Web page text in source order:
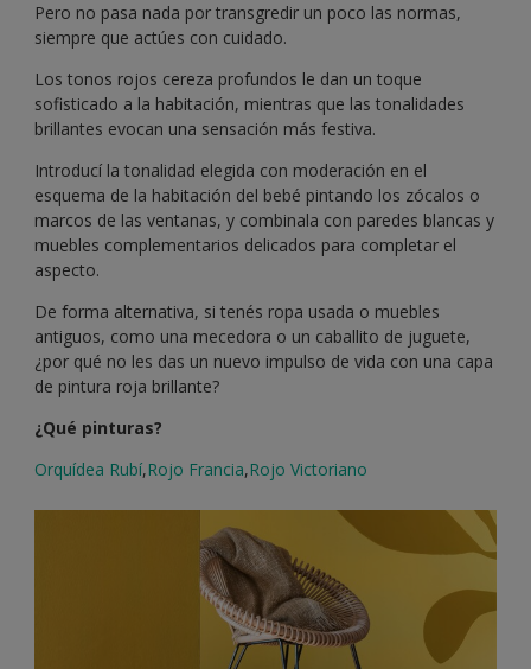
Pero no pasa nada por transgredir un poco las normas,
siempre que actúes con cuidado.
Los tonos rojos cereza profundos le dan un toque
sofisticado a la habitación, mientras que las tonalidades
brillantes evocan una sensación más festiva.
Introducí la tonalidad elegida con moderación en el
esquema de la habitación del bebé pintando los zócalos o
marcos de las ventanas, y combinala con paredes blancas y
muebles complementarios delicados para completar el
aspecto.
De forma alternativa, si tenés ropa usada o muebles
antiguos, como una mecedora o un caballito de juguete,
¿por qué no les das un nuevo impulso de vida con una capa
de pintura roja brillante?
¿Qué pinturas?
Orquídea Rubí,Rojo Francia,Rojo Victoriano